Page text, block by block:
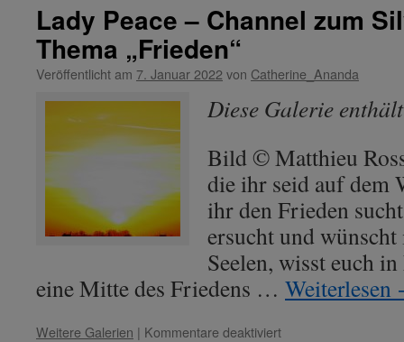
22.
Lady Peace – Channel zum
Thema „Frieden“
Veröffentlicht am 7. Januar 2022 von Catherine_Ananda
Diese Galerie
Bild © Matthieu
die ihr seid auf dem
ihr den Frieden
ersucht und
Seelen, wisst euch
eine Mitte des Friedens … Weiterlesen
Weitere Galerien | Kommentare deaktiviertfür